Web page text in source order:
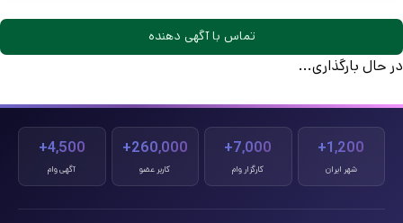
تماس با آگهی دهنده
در حال بارگذاری...
1,200+
شهر ایران
7,000+
کارگزار وام
260,000+
کاربر عضو
4,500+
آگهی وام